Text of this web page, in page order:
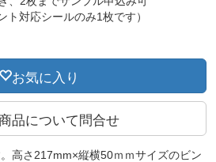
ト対応シールのみ1枚です）
お気に入り
品について問合せ
高さ217mm×縦横50ｍｍサイズのビン